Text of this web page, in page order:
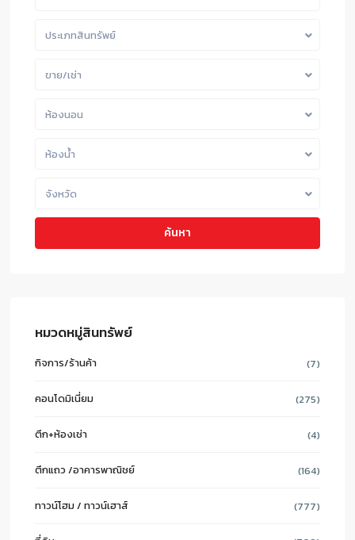
ประเภทสินทรัพย์
ขาย/เช่า
ห้องนอน
ห้องน้ำ
จังหวัด
ค้นหา
หมวดหมู่สินทรัพย์
กิจการ/ร้านค้า (7)
คอนโดมิเนี่ยม (275)
ตึก+ห้องเช่า (4)
ตึกแถว /อาคารพาณิชย์ (164)
ทาวน์โฮม / ทาวน์เฮาส์ (777)